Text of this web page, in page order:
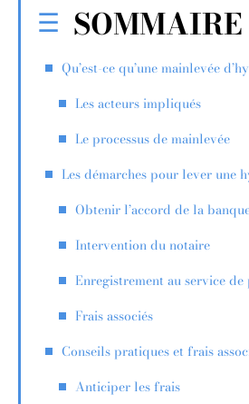
SOMMAIRE
Qu’est-ce qu’une mainlevée
Les acteurs impliqués
Le processus de mainlevée
Les démarches pour lever une
Obtenir l’accord de la
Intervention du notaire
Enregistrement au service
Frais associés
Conseils pratiques et frais
Anticiper les frais